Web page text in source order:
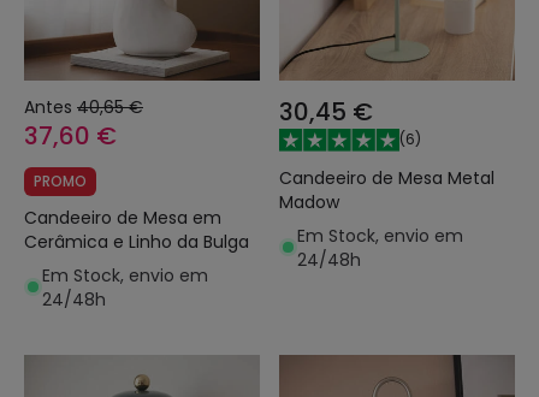
Antes 40,65 €
37,60 €
PROMO
Candeeiro de Mesa em
Cerâmica e Linho da Bulga
Em Stock, envio em
24/48h
30,45 €
(6)
Candeeiro de Mesa Metal
Madow
Em Stock, envio em
24/48h